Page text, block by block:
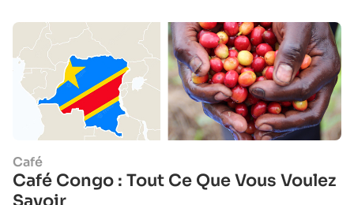
Café
Café Congo : Tout Ce Que Vous Voulez